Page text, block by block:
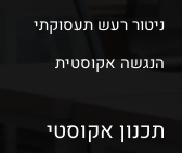
ניטור רעש תעסוקתי
הנגשה אקוסטית
תכנון אקוסטי